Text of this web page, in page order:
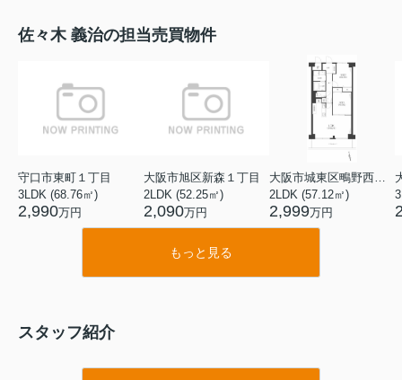
佐々木 義治の担当売買物件
守口市東町１丁目
3LDK (68.76㎡)
2,990万円
大阪市旭区新森１丁目
2LDK (52.25㎡)
2,090万円
2LDK (57.12㎡)
2,999万円
もっと見る
スタッフ紹介